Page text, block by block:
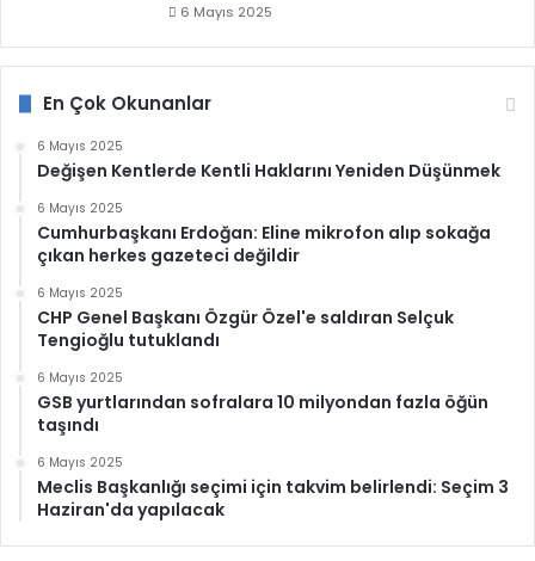
6 Mayıs 2025
En Çok Okunanlar
6 Mayıs 2025
Değişen Kentlerde Kentli Haklarını Yeniden Düşünmek
6 Mayıs 2025
Cumhurbaşkanı Erdoğan: Eline mikrofon alıp sokağa
çıkan herkes gazeteci değildir
6 Mayıs 2025
CHP Genel Başkanı Özgür Özel'e saldıran Selçuk
Tengioğlu tutuklandı
6 Mayıs 2025
GSB yurtlarından sofralara 10 milyondan fazla öğün
taşındı
6 Mayıs 2025
Meclis Başkanlığı seçimi için takvim belirlendi: Seçim 3
Haziran'da yapılacak